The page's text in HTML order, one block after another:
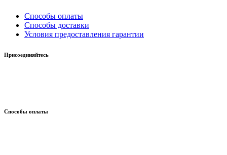
Способы оплаты
Способы доставки
Условия предоставления гарантии
Присоединяйтесь
Способы оплаты